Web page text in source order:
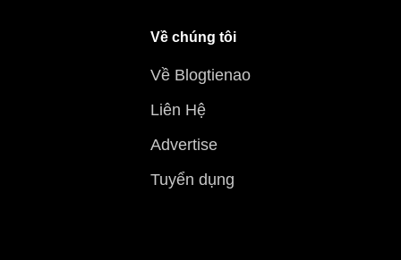
Về chúng tôi
Về Blogtienao
Liên Hệ
Advertise
Tuyển dụng